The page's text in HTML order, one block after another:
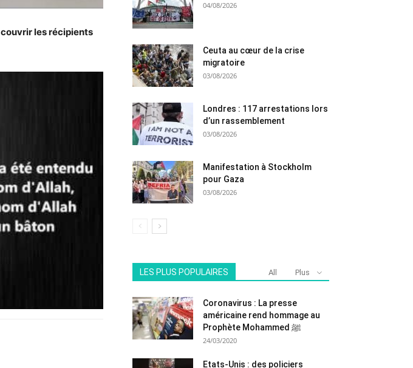
couvrir les récipients
04/08/2026
Ceuta au cœur de la crise
migratoire
03/08/2026
Londres : 117 arrestations lors
d’un rassemblement
03/08/2026
Manifestation à Stockholm
pour Gaza
03/08/2026
LES PLUS POPULAIRES All Plus
Coronavirus : La presse
américaine rend hommage au
Prophète Mohammed ﷺ
24/03/2020
Etats-Unis : des policiers